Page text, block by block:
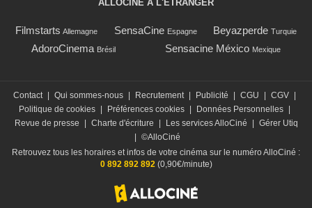
ALLOCINÉ À L'ÉTRANGER
Filmstarts Allemagne SensaCine Espagne Beyazperde Turquie
AdoroCinema Brésil Sensacine México Mexique
Contact | Qui sommes-nous | Recrutement | Publicité | CGU | CGV |
Politique de cookies | Préférences cookies | Données Personnelles |
Revue de presse
| Charte d'écriture | Les services AlloCiné | Gérer Utiq
| ©AlloCiné
Retrouvez tous les horaires et infos de votre cinéma sur le numéro AlloCiné :
0 892 892 892 (0,90€/minute)